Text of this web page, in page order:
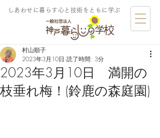
しあわせに暮らす​心と技術をともに学ぶ
2023年3月10日 満開の
枝垂れ梅！(鈴鹿の森庭園)
村山順子
2023年3月10日 読了時間: 3分